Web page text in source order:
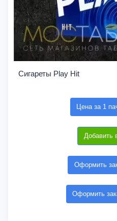
Сигареты Play Hit
Цена за 1
Добавить
Оформить
Оформить